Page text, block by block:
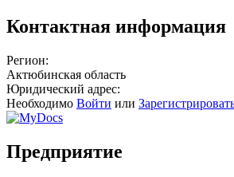
Контактная информация
Регион:
Актюбинская область
Юридический адрес:
Необходимо Войти или
Предприятие